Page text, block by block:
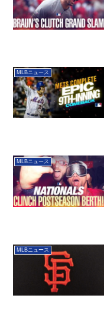
MLBニュース
MLBニュース
MLBニュース